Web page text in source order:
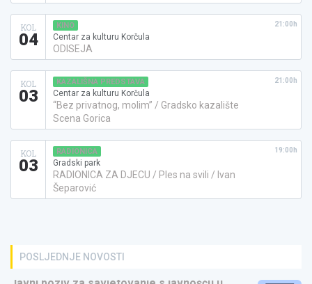
KOL
04
KINO
Centar za kulturu Korčula
ODISEJA
21:00h
KOL
03
KAZALIŠNA PREDSTAVA
Centar za kulturu Korčula
“Bez privatnog, molim” / Gradsko kazalište
Scena Gorica
21:00h
KOL
03
RADIONICA
Gradski park
RADIONICA ZA DJECU / Ples na svili / Ivan
Šeparović
19:00h
POSLJEDNJE NOVOSTI